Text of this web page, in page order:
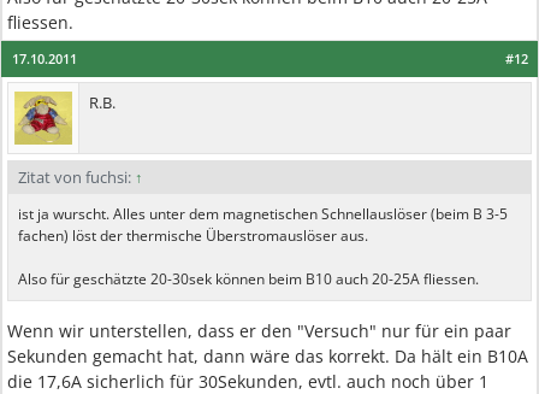
fliessen.
#12
17.10.2011
R.B.
Zitat von fuchsi: ↑
ist ja wurscht. Alles unter dem magnetischen Schnellauslöser (beim B 3-5
fachen) löst der thermische Überstromauslöser aus.
Also für geschätzte 20-30sek können beim B10 auch 20-25A fliessen.
Wenn wir unterstellen, dass er den "Versuch" nur für ein paar
Sekunden gemacht hat, dann wäre das korrekt. Da hält ein B10A
die 17,6A sicherlich für 30Sekunden, evtl. auch noch über 1